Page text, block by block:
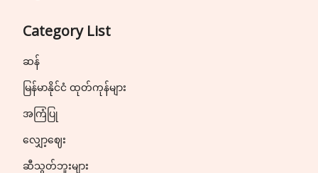
Category List
ဆန်
မြန်မာနိုင်ငံ ထုတ်ကုန်များ
အကြံပြု
လျှော့ဈေး
ဆီသွတ်ဘူးများ